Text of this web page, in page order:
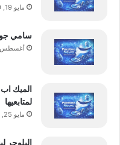
مايو 19, 2020
سامي جو
أغسطس 29, 2020
الميك
لمتابعيها
مايو 25, 2020
البلوجر